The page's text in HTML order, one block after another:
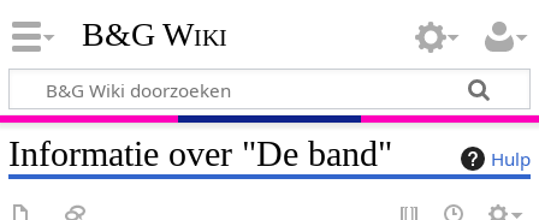
B&G Wiki
Hulp
Informatie over "De band"